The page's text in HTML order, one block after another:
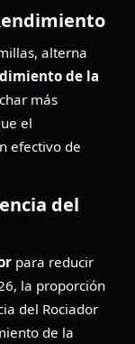
alterna
de la
más
el
efectivo de
del
para reducir
la proporción
del Rociador
de la